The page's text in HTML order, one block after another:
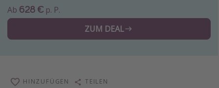
Alle Reisethemen
Wochenendtrip
Ab 628 € p. P.
ZUM DEAL
HINZUFÜGEN TEILEN